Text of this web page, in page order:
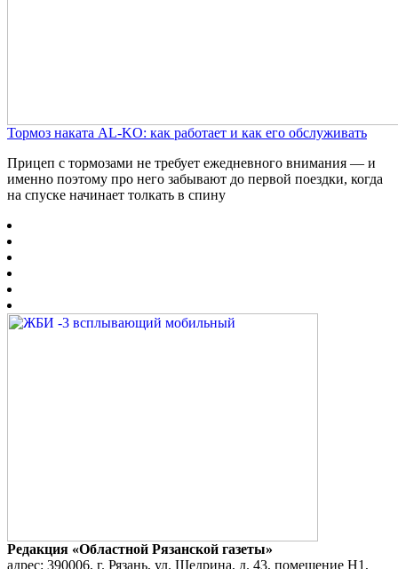
Тормоз наката AL-KO: как работает и как его обслуживать
Прицеп с тормозами не требует ежедневного внимания — и
именно поэтому про него забывают до первой поездки, когда
на спуске начинает толкать в спину
Редакция «Областной Рязанской газеты»
адрес: 390006, г. Рязань, ул. Щедрина, д. 43, помещение Н1,